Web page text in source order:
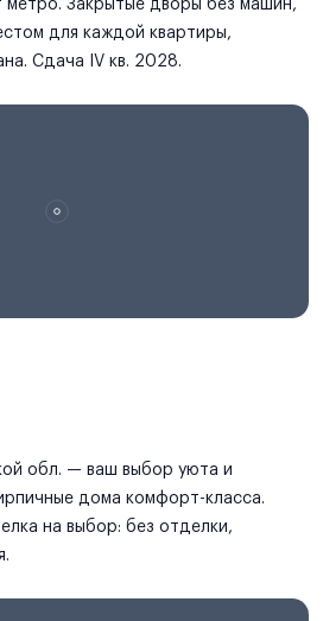
метро. Закрытые дворы без машин,
для каждой квартиры,
Сдача IV кв. 2028.
обл. — ваш выбор уюта и
дома комфорт-класса.
на выбор: без отделки,